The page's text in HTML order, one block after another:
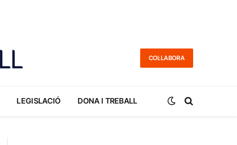
COL·LABORA
LEGISLACIÓ DONA I TREBALL